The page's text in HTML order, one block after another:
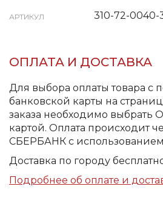
АРТИКУЛ 310-72-0040-
ОПЛАТА И ДОСТАВКА
Для выбора оплаты товара с
банковской карты на
заказа необходимо выбрать
картой. Оплата происходит
СБЕРБАНК с использованием
Доставка по городу
Подробнее об оплате и